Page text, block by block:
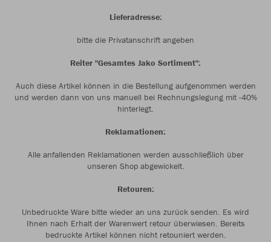
Lieferadresse:
bitte die Privatanschrift angeben
Reiter "Gesamtes Jako Sortiment":
Auch diese Artikel können in die Bestellung aufgenommen werden
und werden dann von uns manuell bei Rechnungslegung mit -40%
hinterlegt.
Reklamationen:
Alle anfallenden Reklamationen werden ausschließlich über
unseren Shop abgewickelt.
Retouren:
Unbedruckte Ware bitte wieder an uns zurück senden. Es wird
Ihnen nach Erhalt der Warenwert retour überwiesen. Bereits
bedruckte Artikel können nicht retouniert werden.